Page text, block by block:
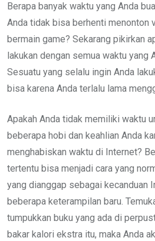
Berapa banyak waktu yang Anda
Anda tidak bisa berhenti menonton
bermain game? Sekarang pikirkan
lakukan dengan semua waktu yang
Sesuatu yang selalu ingin Anda
bisa karena Anda terlalu lama
Apakah Anda tidak memiliki waktu
beberapa hobi dan keahlian Anda
menghabiskan waktu di Internet?
tertentu bisa menjadi cara yang
yang dianggap sebagai kecanduan
beberapa keterampilan baru.
tumpukkan buku yang ada di
bakar kalori ekstra itu, maka Anda